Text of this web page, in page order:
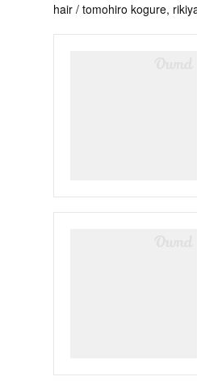
hair / tomohiro kogure,